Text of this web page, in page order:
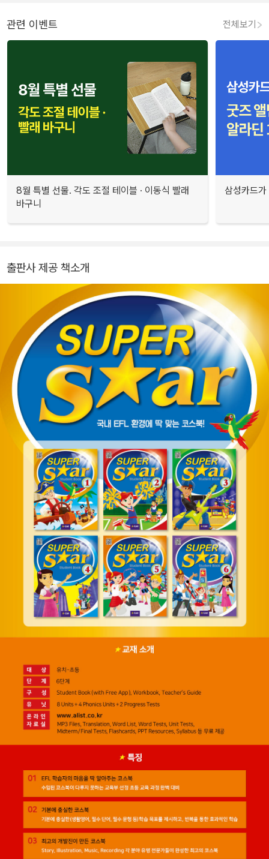
관련 이벤트 전체보기
8월 특별 선물. 각도 조절 테이블 · 이동식 빨래
바구니
삼성카드
출판사 제공 책소개